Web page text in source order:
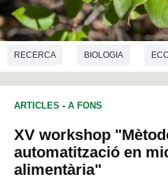
RECERCA BIOLOGIA
ARTICLES - A FONS
XV workshop
automatització en
alimentària"